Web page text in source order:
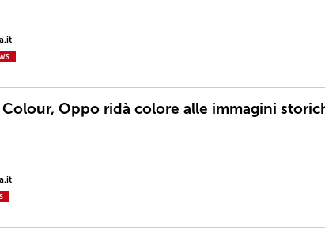
Oppo ridà colore alle immagini